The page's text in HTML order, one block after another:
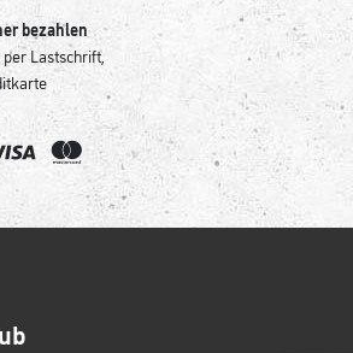
bezahlen
Lastschrift,